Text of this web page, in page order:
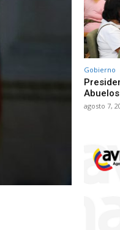
Gobierno
agosto 7,